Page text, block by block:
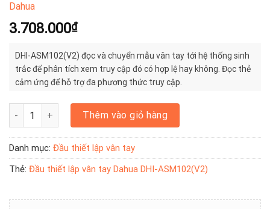
Dahua
3.708.000₫
DHI-ASM102(V2) đọc và chuyển mẫu vân tay tới hệ thống sinh
trắc để phân tích xem truy cập đó có hợp lệ hay không. Đọc thẻ
cảm ứng để hỗ trợ đa phương thức truy cập.
Đầu thiết lập vân tay Dahua DHI-ASM102(V2) số lượng
Thêm vào giỏ hàng
Danh mục: Đầu thiết lập vân tay
Thẻ: Đầu thiết lập vân tay Dahua DHI-ASM102(V2)